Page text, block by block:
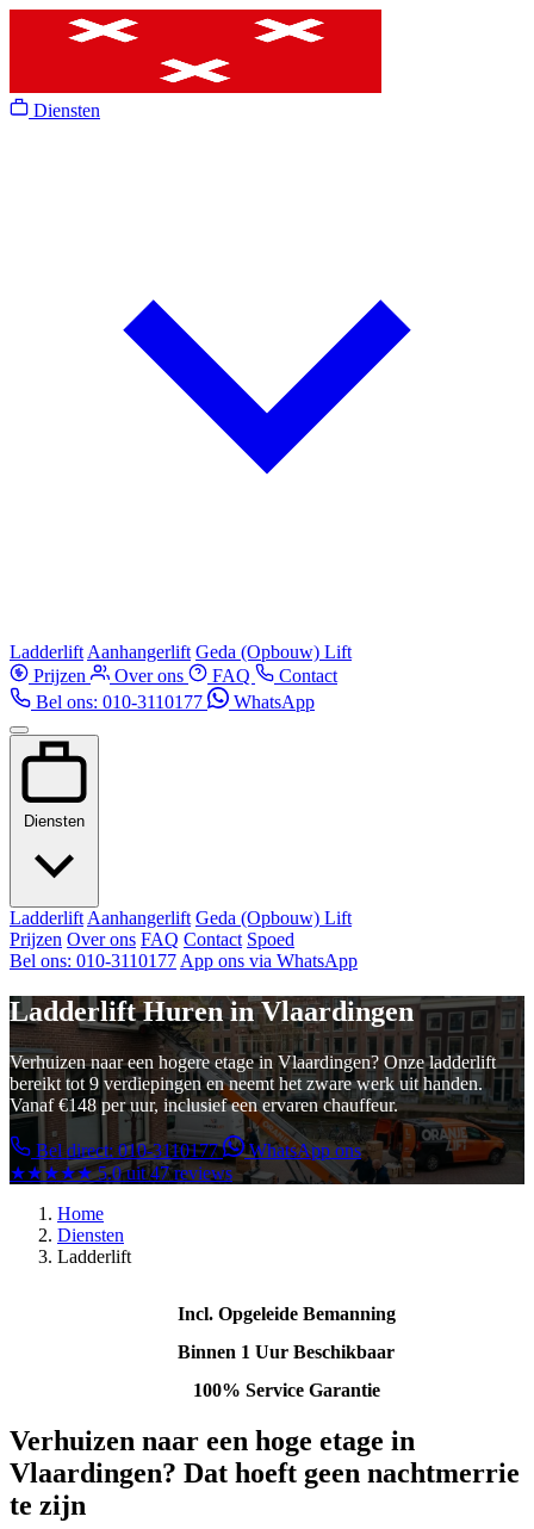
Diensten
Ladderlift Aanhangerlift Geda (Opbouw) Lift
Prijzen
Over ons FAQ
Contact
Bel ons: 010-3110177
WhatsApp
Diensten
Ladderlift Aanhangerlift Geda (Opbouw) Lift
Prijzen Over ons FAQ Contact Spoed
Bel ons: 010-3110177 App ons via WhatsApp
Ladderlift Huren in Vlaardingen
Verhuizen naar een hogere etage in Vlaardingen? Onze ladderlift
bereikt tot 9 verdiepingen en neemt het zware werk uit handen.
Vanaf €148 per uur, inclusief een ervaren chauffeur.
Bel direct: 010-3110177
WhatsApp ons
★★★★★ 5.0 uit 47 reviews
Home
Diensten
Ladderlift
Incl. Opgeleide Bemanning
Binnen 1 Uur Beschikbaar
100% Service Garantie
Verhuizen naar een hoge etage in
Vlaardingen? Dat hoeft geen nachtmerrie
te zijn